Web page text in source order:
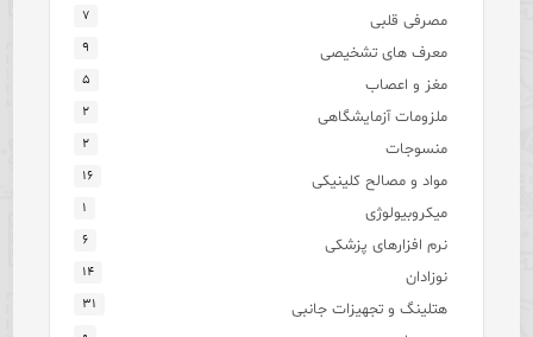
مصرفی قلبی ۷
معرف های تشخیصی ۹
مغز و اعصاب ۵
ملزومات آزمایشگاهی ۲
منسوجات ۲
مواد و مصالح کلینیکی ۱۶
میکروبیولوژی ۱
نرم افزارهای پزشکی ۶
نوزادان ۱۴
هتلینگ و تجهیزات جانبی ۳۱